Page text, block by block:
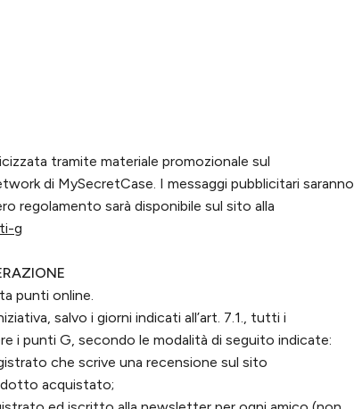
tramite materiale promozionale sul
di MySecretCase. I messaggi pubblicitari saranno
regolamento sarà disponibile sul sito alla
g
punti online.
salvo i giorni indicati all’art. 7.1., tutti i
i punti G, secondo le modalità di seguito indicate:
che scrive una recensione sul sito
acquistato;